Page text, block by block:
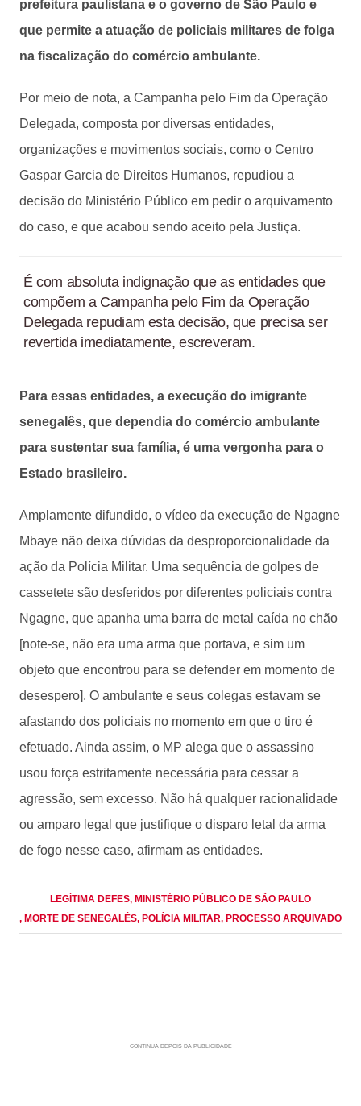
prefeitura paulistana e o governo de São Paulo e
que permite a atuação de policiais militares de folga
na fiscalização do comércio ambulante.
Por meio de nota, a Campanha pelo Fim da Operação
Delegada, composta por diversas entidades,
organizações e movimentos sociais, como o Centro
Gaspar Garcia de Direitos Humanos, repudiou a
decisão do Ministério Público em pedir o arquivamento
do caso, e que acabou sendo aceito pela Justiça.
É com absoluta indignação que as entidades que
compõem a Campanha pelo Fim da Operação
Delegada repudiam esta decisão, que precisa ser
revertida imediatamente, escreveram.
Para essas entidades, a execução do imigrante
senegalês, que dependia do comércio ambulante
para sustentar sua família, é uma vergonha para o
Estado brasileiro.
Amplamente difundido, o vídeo da execução de Ngagne
Mbaye não deixa dúvidas da desproporcionalidade da
ação da Polícia Militar. Uma sequência de golpes de
cassetete são desferidos por diferentes policiais contra
Ngagne, que apanha uma barra de metal caída no chão
[note-se, não era uma arma que portava, e sim um
objeto que encontrou para se defender em momento de
desespero]. O ambulante e seus colegas estavam se
afastando dos policiais no momento em que o tiro é
efetuado. Ainda assim, o MP alega que o assassino
usou força estritamente necessária para cessar a
agressão, sem excesso. Não há qualquer racionalidade
ou amparo legal que justifique o disparo letal da arma
de fogo nesse caso, afirmam as entidades.
LEGÍTIMA DEFES, MINISTÉRIO PÚBLICO DE SÃO PAULO
, MORTE DE SENEGALÊS, POLÍCIA MILITAR, PROCESSO ARQUIVADO